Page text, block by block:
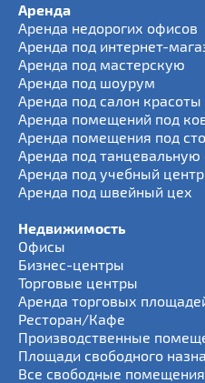
Аренда
Аренда недорогих офисов
Аренда под интернет-
Аренда под мастерскую
Аренда под шоурум
Аренда под салон красоты
Аренда помещений под
Аренда помещения под
Аренда под танцевальную
Аренда под учебный центр
Аренда под швейный цех
Недвижимость
Офисы
Бизнес-центры
Торговые центры
Аренда торговых
Ресторан/Кафе
Производственные
Площади свободного
Все свободные помещения